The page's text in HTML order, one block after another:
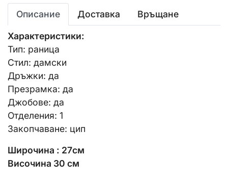
Описание Доставка Връщане
Характеристики:
Тип: раница
Стил: дамски
Дръжки: да
Презрамка: да
Джобове: да
Отделения: 1
Закопчаване: цип
Широчина : 27см
Височина 30 см